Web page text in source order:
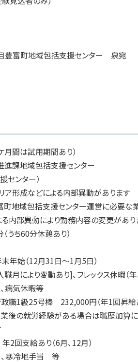
豊富町地域包括支援センター 泉宛
間は試用期間あり）
課地域包括支援センター
ター）
などによる内部異動があります
町地域包括支援センター運営に必要な
動により勤務内容の変更があり
うち60分休憩あり）
年始（12月31日～1月5日）
月により変動あり]、フレックス休暇（年5
気休暇等
1級25号棒 232,000円（年1回昇給
労経験がある場合は職歴加算に
年2回支給あり（6月、12月）
、寒冷地手当 等